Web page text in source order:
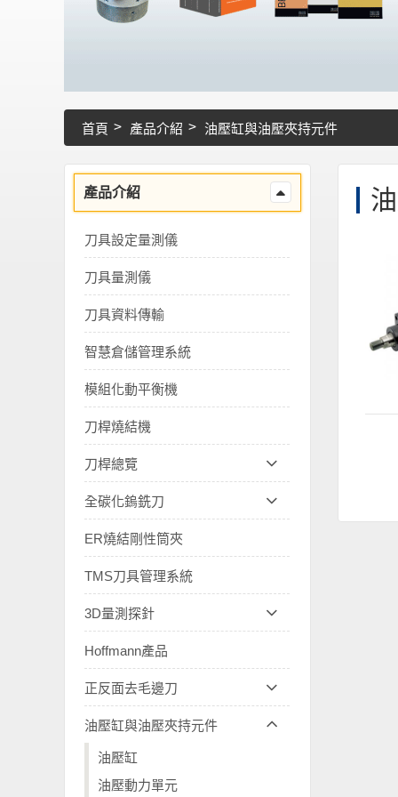
首頁 產品介紹 油壓缸與油壓夾持元件
產品介紹
刀具設定量測儀
刀具量測儀
刀具資料傳輸
智慧倉儲管理系統
模組化動平衡機
刀桿燒結機
刀桿總覽
全碳化鎢銑刀
ER燒結剛性筒夾
TMS刀具管理系統
3D量測探針
Hoffmann產品
正反面去毛邊刀
油壓缸與油壓夾持元件
油壓缸
油壓動力單元